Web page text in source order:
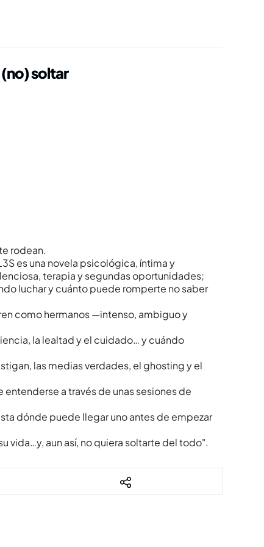
soltar
rodean.
es una novela psicológica, íntima y
terapia y segundas oportunidades;
luchar y cuánto puede romperte no saber
como hermanos —intenso, ambiguo y
la lealtad y el cuidado… y cuándo
las medias verdades, el ghosting y el
a través de unas sesiones de
dónde puede llegar uno antes de empezar
vida…y, aun así, no quiera soltarte del todo".